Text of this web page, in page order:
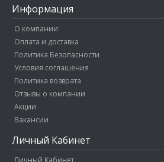
Информация
О компании
Оплата и доставка
Политика Безопасности
Условия соглашения
Политика возврата
Отзывы о компании
Акции
Вакансии
Личный Кабинет
Личный Кабинет